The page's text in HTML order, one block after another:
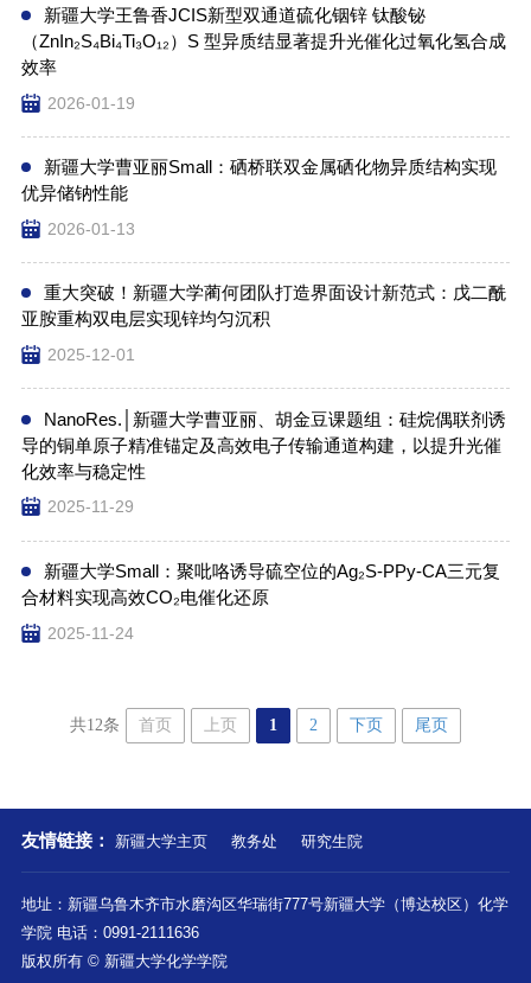
新疆大学王鲁香JCIS新型双通道硫化铟锌 钛酸铋
（ZnIn₂S₄Bi₄Ti₃O₁₂）S 型异质结显著提升光催化过氧化氢合成
效率
2026-01-19
新疆大学曹亚丽Small：硒桥联双金属硒化物异质结构实现
优异储钠性能
2026-01-13
重大突破！新疆大学蔺何团队打造界面设计新范式：戊二酰
亚胺重构双电层实现锌均匀沉积
2025-12-01
NanoRes.│新疆大学曹亚丽、胡金豆课题组：硅烷偶联剂诱
导的铜单原子精准锚定及高效电子传输通道构建，以提升光催
化效率与稳定性
2025-11-29
新疆大学Small：聚吡咯诱导硫空位的Ag₂S-PPy-CA三元复
合材料实现高效CO₂电催化还原
2025-11-24
共12条 首页 上页 1 2 下页 尾页
友情链接： 新疆大学主页 教务处 研究生院
地址：新疆乌鲁木齐市水磨沟区华瑞街777号新疆大学（博达校区）化学
学院 电话：0991-2111636
版权所有 © 新疆大学化学学院